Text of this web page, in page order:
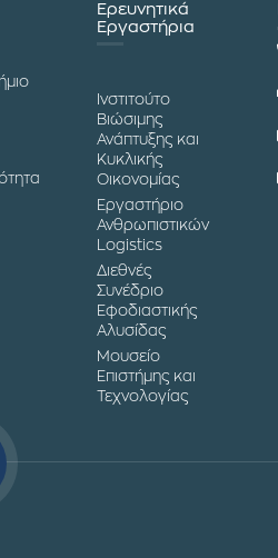
Ερευνητικά
Εργαστήρια
Ινστιτούτο
Βιώσιμης
Ανάπτυξης και
Κυκλικής
Οικονομίας
Εργαστήριο
Ανθρωπιστικών
Logistics
Διεθνές
Συνέδριο
Εφοδιαστικής
Αλυσίδας
Μουσείο
Επιστήμης και
Τεχνολογίας